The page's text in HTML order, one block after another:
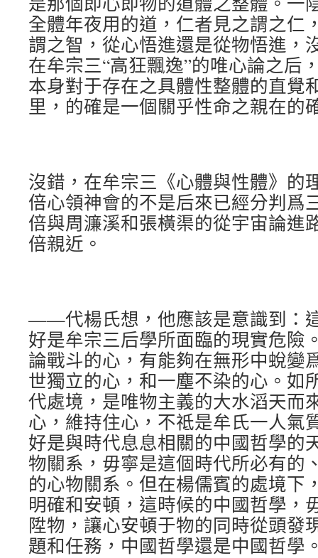
全體年夜用的道，仁者見之謂之仁
謂之智，從心悟進還是從物悟進，
在牟宗三“高狂飄逸”的唯心論之后
本身對于存在之具體性整體的直覺
里，的確是一個關乎性命之親在的
沒錯，在牟宗三《心體與性體》的
倍心領神會的不是后來已經分判爲
倍與周濂溪和張橫渠的從宇宙論進
倍親近。
——代楊氏想，他應該是意識到：
好是牟宗三后學所面臨的現實危險
論戰斗的心，有能夠在無形中蛻變
世獨立的心，和一塵不染的心。如
代處境，是唯物主義的大水滔天而
心，維持住心，不祗是牟氏一人氣
好是與時代息息相關的中國哲學的
物關系，毋寧是這個時代所必有的
的心物關系。但在楊儒賓的處境下
明確和安頓，這時候的中國哲學，
陞物，讓心安頓于物的同時從頭發
題和任務，中國哲學還是中國哲學